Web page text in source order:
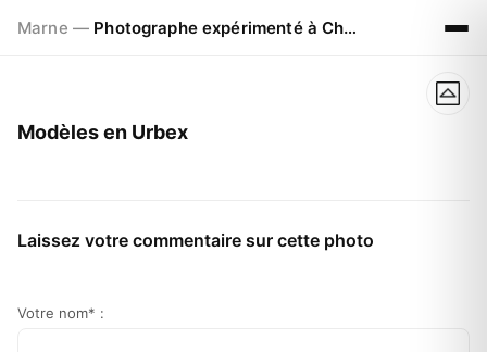
Marne — Photographe expérimenté à Chalons en Champagne
Modèles en Urbex
Laissez votre commentaire sur cette photo
Votre nom* :